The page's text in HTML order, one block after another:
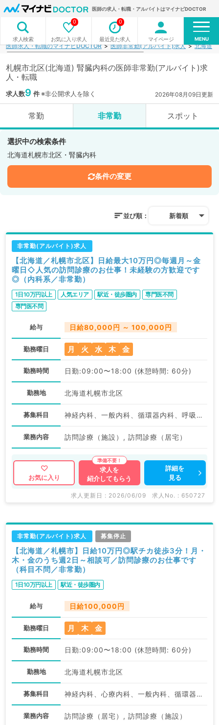
医師の求人・転職・アルバイトはマイナビDOCTOR
求人検索 お気に入り求人
0
最近見た求人
0
マイページ MENU
医師求人・転職のマイナビDOCTOR 医師非常勤(アルバイト)求人 北海道
札幌市北区(北海道) 腎臓内科の医師非常勤(アルバイト)求
人・転職
求人数9 件※非公開求人を除く 2026年08月09日更新
常勤 非常勤 スポット
選択中の検索条件
北海道札幌市北区・腎臓内科
条件の変更
並び順： 新着順
非常勤(アルバイト)求人
【北海道／札幌市北区】日給最大10万円◎毎週月～金
曜日◇人気の訪問診療のお仕事！未経験の方歓迎です
◎（内科系／非常勤）
1日10万円以上 人気エリア 駅近・徒歩圏内
専門医不問
専門医不問
給与 日給80,000円 ～ 100,000円
勤務曜日 月 火 水 木 金
勤務時間 日勤:09:00〜18:00 (休憩時間: 60分)
勤務地 北海道札幌市北区
募集科目 神経内科、一般内科、循環器内科、呼吸器内科、消化器内科、内分泌・代謝内科、腎臓内科、老年内科
業務内容 訪問診療（施設）, 訪問診療（居宅）
お気に入り
求人を
紹介してもらう
詳細を
見る
求人更新日 : 2026/06/09 求人No. : 650727
非常勤(アルバイト)求人 募集停止
【北海道／札幌市】日給10万円◎駅チカ徒歩3分！月・
木・金のうち週2日～相談可／訪問診療のお仕事です
（科目不問／非常勤）
1日10万円以上 駅近・徒歩圏内
給与 日給100,000円
勤務曜日 月 木 金
勤務時間 日勤:09:00〜18:00 (休憩時間: 60分)
勤務地 北海道札幌市北区
募集科目 神経内科、心療内科、一般内科、循環器内科、呼吸器内科、消化器内科、内分泌・代謝内科、腎臓内科、老年内科、血液内科、膠原病科、科目不問
業務内容 訪問診療（居宅）, 訪問診療（施設）